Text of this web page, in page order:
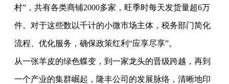
村”，共有各类商铺2000多家，旺季时每天发货量超6万
件。对于这些数以千计的小微市场主体，税务部门简化
流程、优化服务，确保政策红利“应享尽享”。
从一张羊皮的绿色蝶变，到一家龙头的晋级跨越，再到
一个产业的集群崛起，隆丰公司的发展脉络，清晰地印